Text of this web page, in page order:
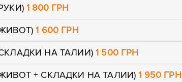
1 800 ГРН
(ЖИВОТ)1 600 ГРН
(СКЛАДКИ НА ТАЛИИ)1 500 ГРН
(ЖИВОТ + СКЛАДКИ НА ТАЛИИ)1 950 ГРН